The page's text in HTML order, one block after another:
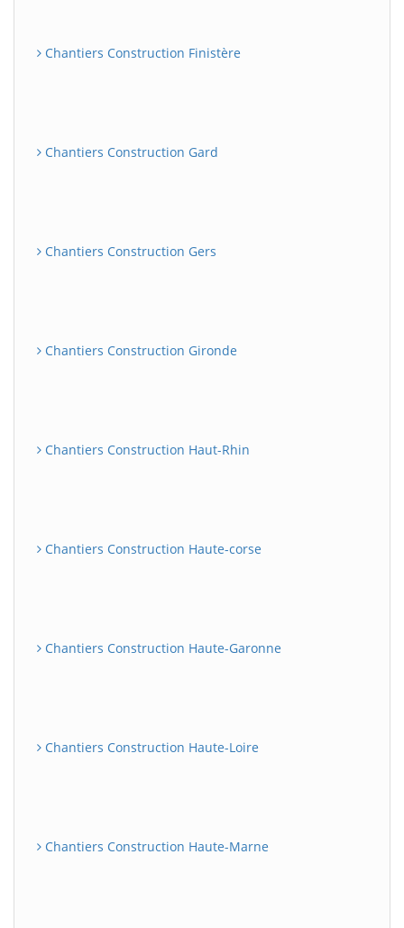
Chantiers Construction Finistère
Chantiers Construction Gard
Chantiers Construction Gers
Chantiers Construction Gironde
Chantiers Construction Haut-Rhin
Chantiers Construction Haute-corse
Chantiers Construction Haute-Garonne
Chantiers Construction Haute-Loire
Chantiers Construction Haute-Marne